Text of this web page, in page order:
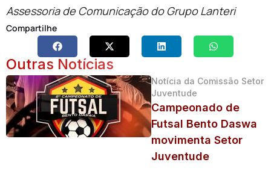
Assessoria de Comunicação do Grupo Lanteri
Compartilhe
Outras Notícias
Notícia da Comissão Setor
Juventude
Campeonado de
Futsal Bento Daswa
movimenta Setor
Juventude